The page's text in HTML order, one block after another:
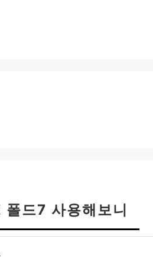
드7 사용해보니